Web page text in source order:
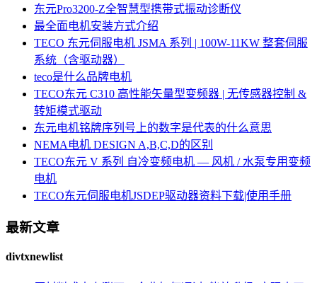
东元Pro3200-Z全智慧型携带式振动诊断仪
最全面电机安装方式介绍
TECO 东元伺服电机 JSMA 系列 | 100W-11KW 整套伺服
系统（含驱动器）
teco是什么品牌电机
TECO东元 C310 高性能矢量型变频器 | 无传感器控制 &
转矩模式驱动
东元电机铭牌序列号上的数字是代表的什么意思
NEMA电机 DESIGN A,B,C,D的区别
TECO东元 V 系列 自冷变频电机 — 风机 / 水泵专用变频
电机
TECO东元伺服电机JSDEP驱动器资料下载|使用手册
最新文章
divtxnewlist